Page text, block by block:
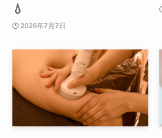
💧
2026年7月7日